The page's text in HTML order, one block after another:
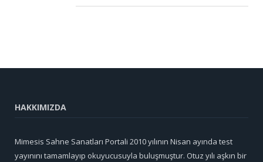
HAKKIMIZDA
Mimesis Sahne Sanatları Portali 2010 yılının Nisan ayında test
yayınını tamamlayıp okuyucusuyla buluşmuştur. Otuz yılı aşkın bir